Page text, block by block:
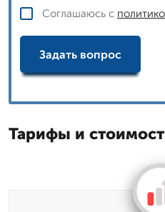
Соглашаюсь с
Задать вопрос
Тарифы и